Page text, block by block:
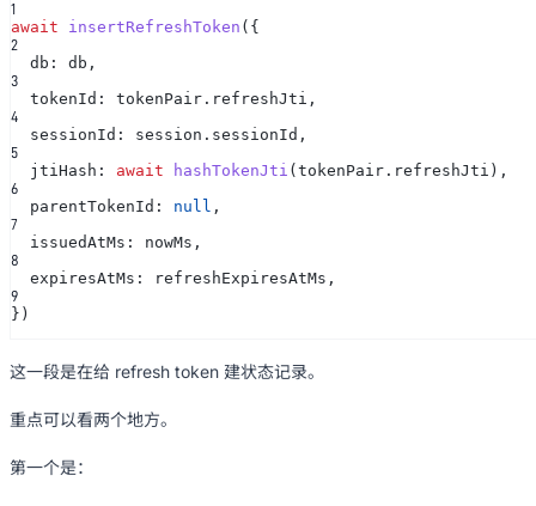
1
await insertRefreshToken ({
2
db: db,
3
tokenId: tokenPair.refreshJti,
4
sessionId: session.sessionId,
5
jtiHash: await hashTokenJti (tokenPair.refreshJti),
6
parentTokenId: null ,
7
issuedAtMs: nowMs,
8
expiresAtMs: refreshExpiresAtMs,
9
})
这一段是在给 refresh token 建状态记录。
重点可以看两个地方。
第一个是：